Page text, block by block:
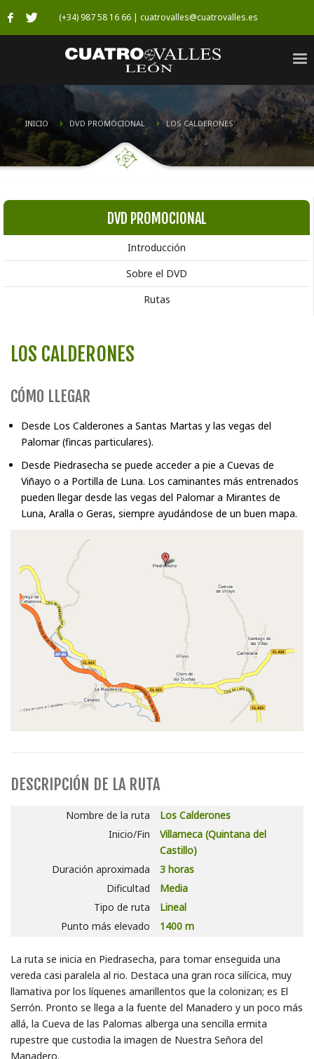
(+34) 987 58 16 66 | cuatrovalles@cuatrovalles.es
INICIO DVD PROMOCIONAL LOS CALDERONES
DVD PROMOCIONAL
Introducción
Sobre el DVD
Rutas
LOS CALDERONES
CÓMO LLEGAR
Desde Los Calderones a Santas Martas y las vegas del
Palomar (fincas particulares).
Desde Piedrasecha se puede acceder a pie a Cuevas de
Viñayo o a Portilla de Luna. Los caminantes más entrenados
pueden llegar desde las vegas del Palomar a Mirantes de
Luna, Aralla o Geras, siempre ayudándose de un buen mapa.
DESCRIPCIÓN DE LA RUTA
Nombre de la ruta
Los Calderones
Inicio/Fin
Villameca (Quintana del
Castillo)
Duración aproximada
3 horas
Dificultad
Media
Tipo de ruta
Lineal
Punto más elevado
1400 m
La ruta se inicia en Piedrasecha, para tomar enseguida una
vereda casi paralela al rio. Destaca una gran roca silícica, muy
llamativa por los líquenes amarillentos que la colonizan; es El
Serrón. Pronto se llega a la fuente del Manadero y un poco más
allá, la Cueva de las Palomas alberga una sencilla ermita
rupestre que custodia la imagen de Nuestra Señora del
Manadero.